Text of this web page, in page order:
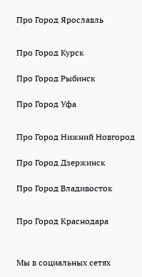
Про Город Ярославль
Про Город Курск
Про Город Рыбинск
Про Город Уфа
Про Город Нижний Новгород
Про Город Дзержинск
Про Город Владивосток
Про Город Краснодара
Мы в социальных сетях